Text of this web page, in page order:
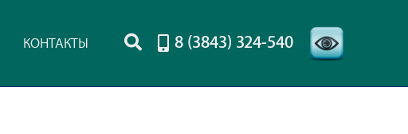
КОНТАКТЫ 8 (3843) 324-540